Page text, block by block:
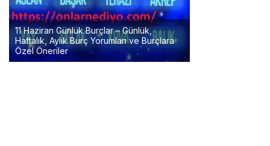
11 Haziran Günlük Burçlar – Günlük,
Haftalık, Aylık Burç Yorumları ve Burçlara
Özel Öneriler